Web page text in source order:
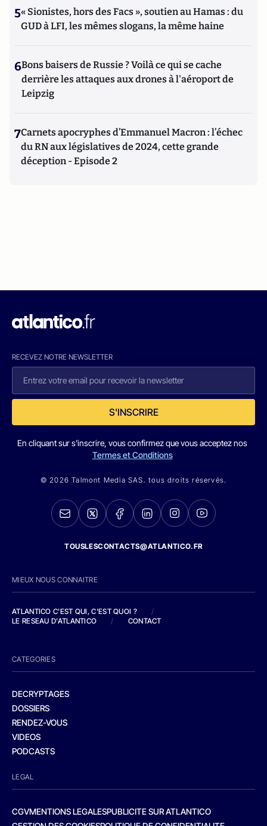
5« Sionistes, hors des Facs », soutien au Hamas : du
GUD à LFI, les mêmes slogans, la même haine
6Bons baisers de Russie ? Voilà ce qui se cache
derrière les attaques aux drones à l'aéroport de
Leipzig
7Carnets apocryphes d’Emmanuel Macron : l’échec
du RN aux législatives de 2024, cette grande
déception - Episode 2
RECEVEZ NOTRE NEWSLETTER
S'INSCRIRE
En cliquant sur s'inscrire, vous confirmez que vous acceptez nos
Termes et Conditions
© 2026 Talmont Media SAS. tous droits réservés.
TOUSLESCONTACTS@ATLANTICO.FR
MIEUX NOUS CONNAITRE
ATLANTICO C'EST QUI, C'EST QUOI ?
/
LE RESEAU D'ATLANTICO
/ CONTACT
CATEGORIES
DECRYPTAGES
DOSSIERS
RENDEZ-VOUS
VIDEOS
PODCASTS
LEGAL
CGVMENTIONS LEGALESPUBLICITE SUR ATLANTICO